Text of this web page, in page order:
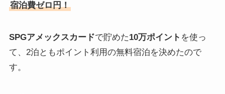
宿泊費ゼロ円！
SPGアメックスカードで貯めた10万ポイント を使っ
て、2泊ともポイント利用の無料宿泊を決めたので
す。